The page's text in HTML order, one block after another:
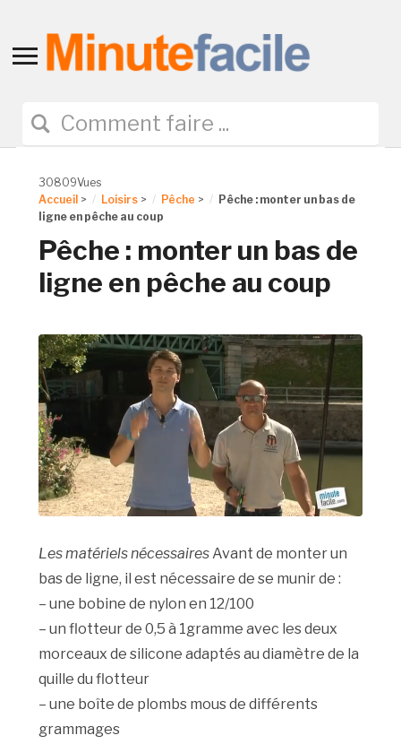
Toggle
navigation
30809Vues
Accueil > Loisirs > Pêche >
Pêche : monter un bas de
ligne en pêche au coup
Pêche : monter un bas de
ligne en pêche au coup
Les matériels nécessairesAvant de monter un
bas de ligne, il est nécessaire de se munir de :
– une bobine de nylon en 12/100
– un flotteur de 0,5 à 1gramme avec les deux
morceaux de silicone adaptés au diamètre de la
quille du flotteur
– une boîte de plombs mous de différents
grammages